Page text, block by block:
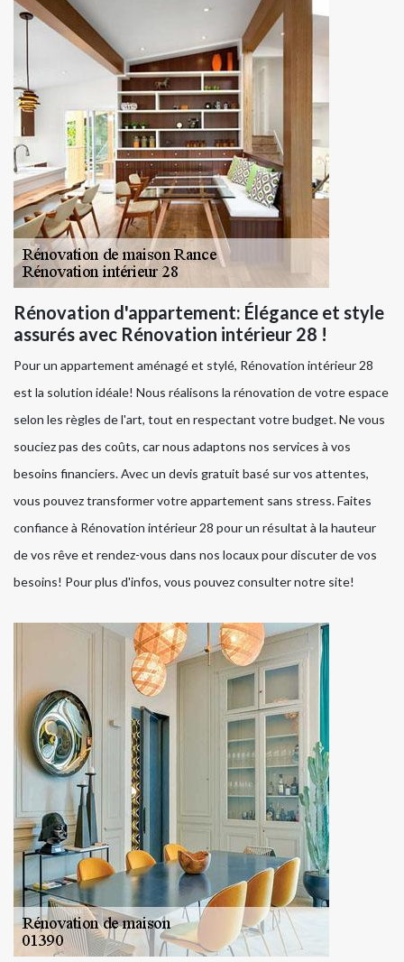
Rénovation d'appartement: Élégance et style
assurés avec Rénovation intérieur 28 !
Pour un appartement aménagé et stylé, Rénovation intérieur 28
est la solution idéale! Nous réalisons la rénovation de votre espace
selon les règles de l'art, tout en respectant votre budget. Ne vous
souciez pas des coûts, car nous adaptons nos services à vos
besoins financiers. Avec un devis gratuit basé sur vos attentes,
vous pouvez transformer votre appartement sans stress. Faites
confiance à Rénovation intérieur 28 pour un résultat à la hauteur
de vos rêve et rendez-vous dans nos locaux pour discuter de vos
besoins! Pour plus d'infos, vous pouvez consulter notre site!